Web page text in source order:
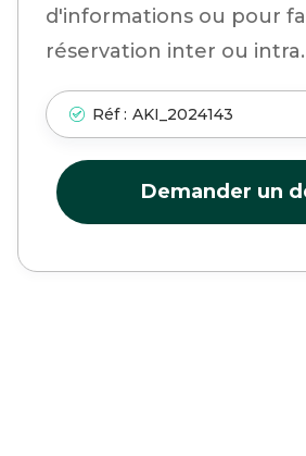
d'informations ou pour
réservation inter ou intra.
Réf : AKI_2024143
Demander un